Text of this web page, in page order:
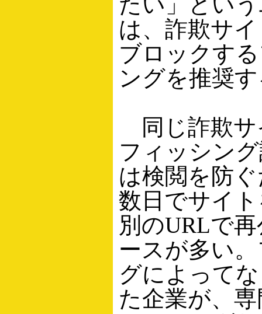
は、詐欺サ
ブロックす
ングを推奨
同じ詐欺サ
フィッシン
は検閲を防
数日でサイ
別のURLで
ースが多い
グによって
た企業が、